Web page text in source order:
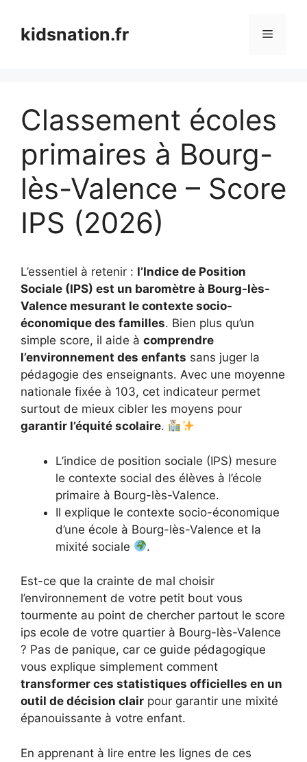
contenukidsnation.fr Menu
Classement écoles
primaires à Bourg-
lès-Valence – Score
IPS (2026)
L’essentiel à retenir : l’Indice de Position
Sociale (IPS) est un baromètre à Bourg-lès-
Valence mesurant le contexte socio-
économique des familles. Bien plus qu’un
simple score, il aide à comprendre
l’environnement des enfants sans juger la
pédagogie des enseignants. Avec une moyenne
nationale fixée à 103, cet indicateur permet
surtout de mieux cibler les moyens pour
garantir l’équité scolaire.
L’indice de position sociale (IPS) mesure
le contexte social des élèves à l’école
primaire à Bourg-lès-Valence.
Il explique le contexte socio-économique
d’une école à Bourg-lès-Valence et la
mixité sociale
.
Est-ce que la crainte de mal choisir
l’environnement de votre petit bout vous
tourmente au point de chercher partout le score
ips ecole de votre quartier à Bourg-lès-Valence
? Pas de panique, car ce guide pédagogique
vous explique simplement comment
transformer ces statistiques officielles en un
outil de décision clair pour garantir une mixité
épanouissante à votre enfant.
En apprenant à lire entre les lignes de ces